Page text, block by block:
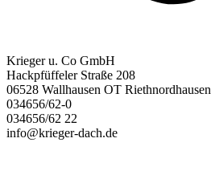
Krieger u. Co GmbH
Hackpfüffeler Straße 208
06528 Wallhausen OT
034656/62-0
034656/62 22
info@krieger-dach.de